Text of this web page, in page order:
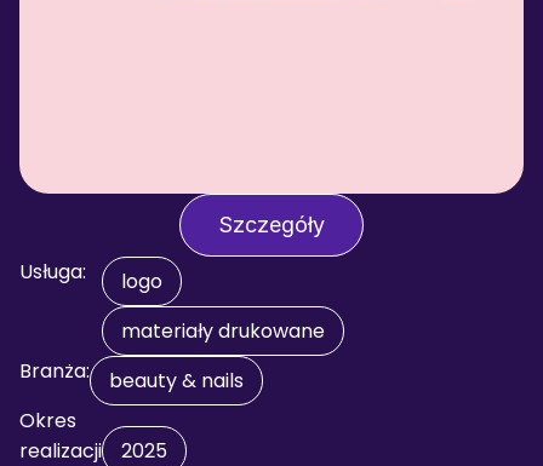
Szczegóły
Usługa:
logo
materiały drukowane
Branża:
beauty & nails
Okres
realizacji
2025